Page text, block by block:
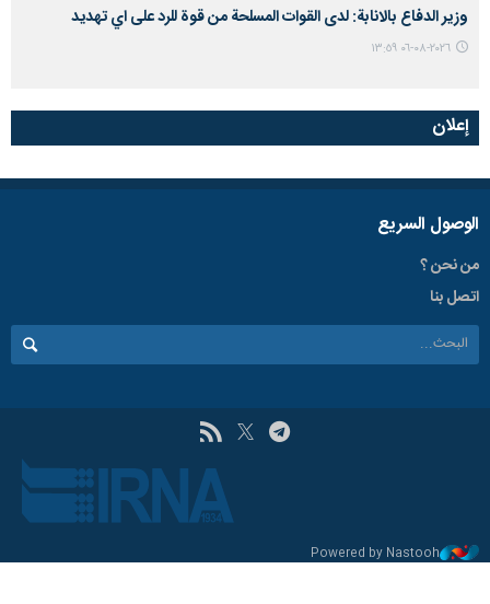
وزير الدفاع بالانابة: لدى القوات المسلحة من قوة للرد على اي تهديد
٢٠٢٦-٠٨-٠٦ ١٣:٥٩
إعلان
الوصول السریع
من نحن ؟
اتصل بنا
Powered by Nastooh